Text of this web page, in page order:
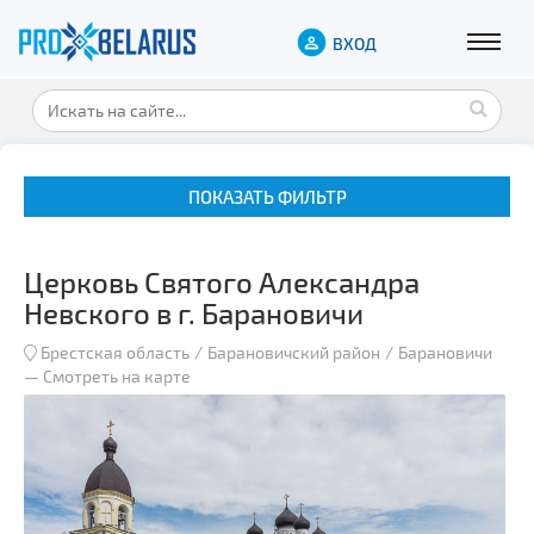
ВХОД
ПОКАЗАТЬ ФИЛЬТР
Замки и дворцы
Военная история
Гражданская архитектура
Церковь Святого Александра
Невского в г. Барановичи
Брестская область Барановичский район
Барановичи
— Смотреть на карте